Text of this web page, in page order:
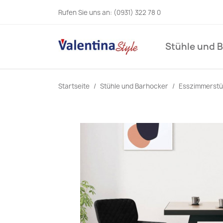
Rufen Sie uns an: (0931) 322 78 0
Stühle und
Startseite Stühle und Barhocker